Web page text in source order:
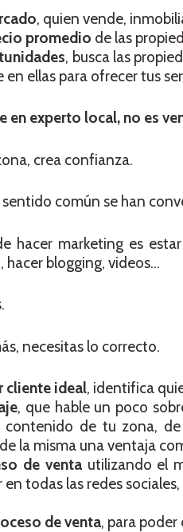
, quien vende,
promedio de las
, busca las
ellas para ofrecer tus
en experto local, no es
crea confianza.
sentido común se han
hacer marketing es
hacer blogging, videos…
necesitas lo correcto.
cliente ideal, identifica
, que hable un poco
contenido de tu zona,
la misma una ventaja
de ventautilizando el
en todas las redes
de venta, para poder